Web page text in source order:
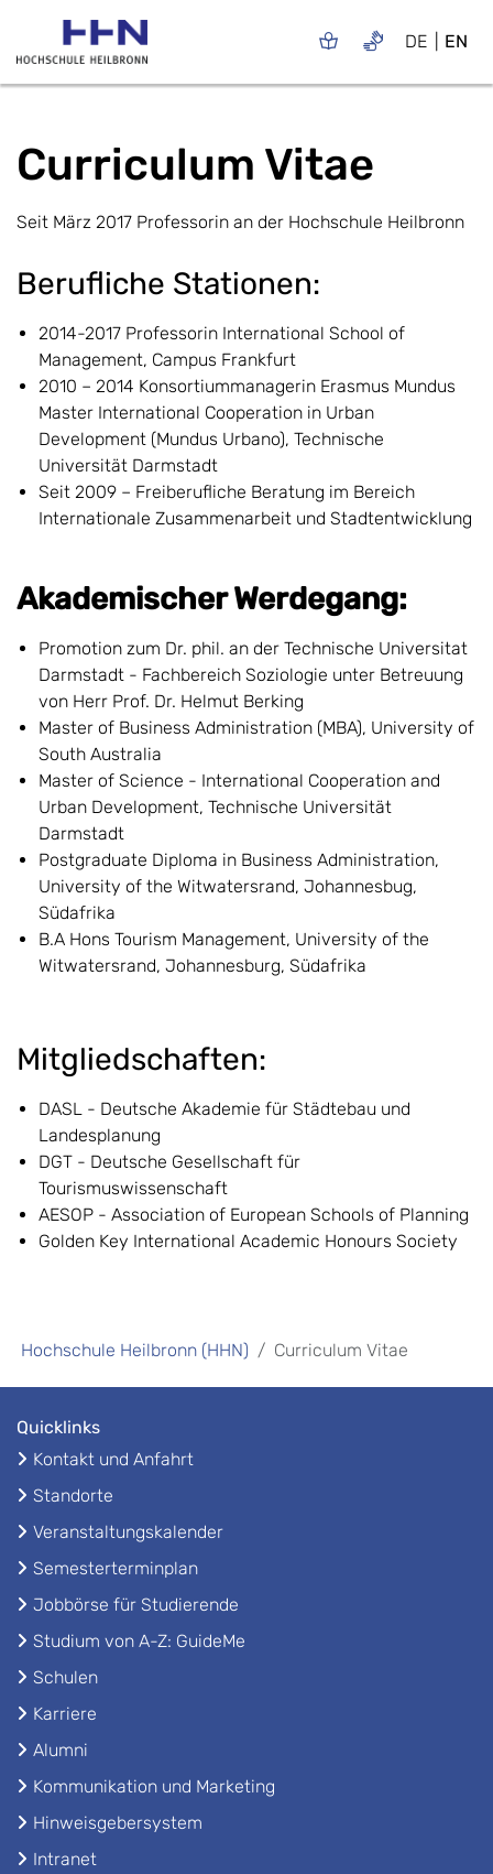
DE EN
Curriculum Vitae
Seit März 2017 Professorin an der Hochschule Heilbronn
Berufliche Stationen:
2014-2017 Professorin International School of
Management, Campus Frankfurt
2010 – 2014 Konsortiummanagerin Erasmus Mundus
Master International Cooperation in Urban
Development (Mundus Urbano), Technische
Universität Darmstadt
Seit 2009 – Freiberufliche Beratung im Bereich
Internationale Zusammenarbeit und Stadtentwicklung
Akademischer Werdegang:
Promotion zum Dr. phil. an der Technische Universitat
Darmstadt - Fachbereich Soziologie unter Betreuung
von Herr Prof. Dr. Helmut Berking
Master of Business Administration (MBA), University of
South Australia
Master of Science - International Cooperation and
Urban Development, Technische Universität
Darmstadt
Postgraduate Diploma in Business Administration,
University of the Witwatersrand, Johannesbug,
Südafrika
B.A Hons Tourism Management, University of the
Witwatersrand, Johannesburg, Südafrika
Mitgliedschaften:
DASL - Deutsche Akademie für Städtebau und
Landesplanung
DGT - Deutsche Gesellschaft für
Tourismuswissenschaft
AESOP - Association of European Schools of Planning
Golden Key International Academic Honours Society
Hochschule Heilbronn (HHN) Curriculum Vitae
Quicklinks
Kontakt und Anfahrt
Standorte
Veranstaltungskalender
Semesterterminplan
Jobbörse für Studierende
Studium von A-Z: GuideMe
Schulen
Karriere
Alumni
Kommunikation und Marketing
Hinweisgebersystem
Intranet